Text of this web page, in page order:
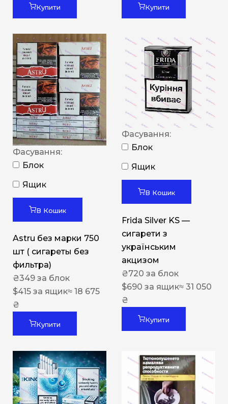
Купити Купити
Фасування:
Блок
Ящик
В Кошик
Astru без марки 750
шт ( сигареты без
фильтра)
₴349 за блок
$415 за ящик≈ 18 675
₴
Купити
Фасування:
Блок
Ящик
В Кошик
Frida Silver KS —
сигарети з
українським
акцизом
₴720 за блок
$690 за ящик≈ 31 050
₴
Купити